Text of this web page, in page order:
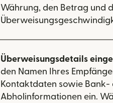
Währung, den Betrag und
Überweisungsdetails
den Namen Ihres
Kontaktdaten sowie Bank-
Abholinformationen ein.